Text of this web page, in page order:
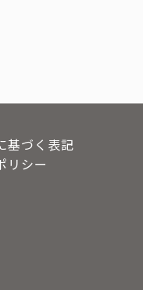
基づく表記
リシー